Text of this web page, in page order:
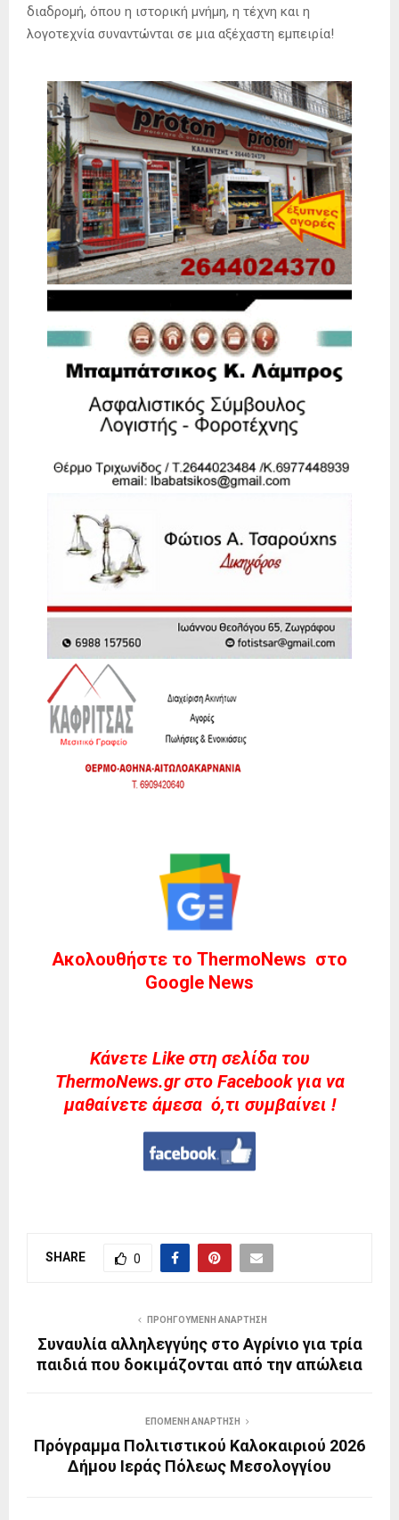
διαδρομή, όπου η ιστορική μνήμη, η τέχνη και η
λογοτεχνία συναντώνται σε μια αξέχαστη εμπειρία!
Ακολουθήστε το ThermoNews στο
Google News
Kάνετε Like στη σελίδα του
ThermoNews.gr στο Facebook για να
μαθαίνετε άμεσα ό,τι συμβαίνει !
SHARE 0
ΠΡΟΗΓΟΎΜΕΝΗ ΑΝΆΡΤΗΣΗ
Συναυλία αλληλεγγύης στο Αγρίνιο για τρία
παιδιά που δοκιμάζονται από την απώλεια
ΕΠΌΜΕΝΗ ΑΝΆΡΤΗΣΗ
Πρόγραμμα Πολιτιστικού Καλοκαιριού 2026
Δήμου Ιεράς Πόλεως Μεσολογγίου